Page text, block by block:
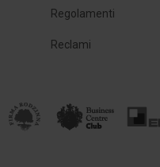
Regolamenti
Reclami